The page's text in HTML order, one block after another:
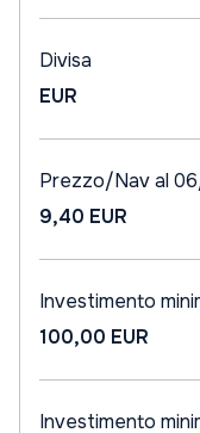
Divisa
EUR
Prezzo/Nav al
9,40 EUR
Investimento
100,00 EUR
Investimento